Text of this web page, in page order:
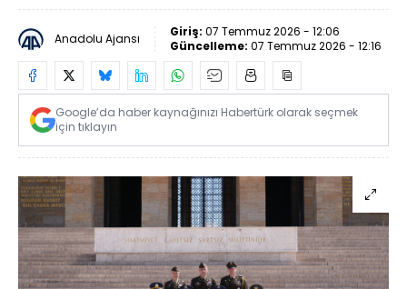
Anadolu Ajansı Giriş: 07 Temmuz 2026 - 12:06
Güncelleme: 07 Temmuz 2026 - 12:16
Google’da haber kaynağınızı Habertürk olarak seçmek
için tıklayın